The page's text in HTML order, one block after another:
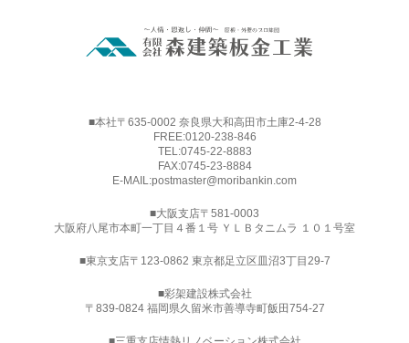
■本社〒635-0002 奈良県大和高田市土庫2-4-28
FREE:0120-238-846
TEL:0745-22-8883
FAX:0745-23-8884
E-MAIL:postmaster@moribankin.com
■大阪支店〒581-0003
大阪府八尾市本町一丁目４番１号 ＹＬＢタニムラ １０１号室
■東京支店〒123-0862 東京都足立区皿沼3丁目29-7
■彩架建設株式会社
〒839-0824 福岡県久留米市善導寺町飯田754-27